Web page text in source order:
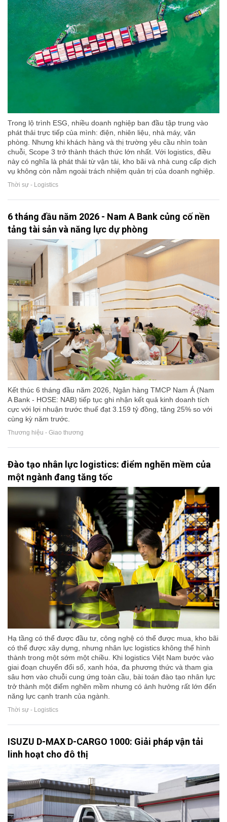
Trong lộ trình ESG, nhiều doanh nghiệp ban đầu tập trung vào
phát thải trực tiếp của mình: điện, nhiên liệu, nhà máy, văn
phòng. Nhưng khi khách hàng và thị trường yêu cầu nhìn toàn
chuỗi, Scope 3 trở thành thách thức lớn nhất. Với logistics, điều
này có nghĩa là phát thải từ vận tải, kho bãi và nhà cung cấp dịch
vụ không còn nằm ngoài trách nhiệm quản trị của doanh nghiệp.
Thời sự - Logistics
6 tháng đầu năm 2026 - Nam A Bank củng cố nền
tảng tài sản và năng lực dự phòng
Kết thúc 6 tháng đầu năm 2026, Ngân hàng TMCP Nam Á (Nam
A Bank - HOSE: NAB) tiếp tục ghi nhận kết quả kinh doanh tích
cực với lợi nhuận trước thuế đạt 3.159 tỷ đồng, tăng 25% so với
cùng kỳ năm trước.
Thương hiệu - Giao thương
Đào tạo nhân lực logistics: điểm nghẽn mềm của
một ngành đang tăng tốc
Hạ tầng có thể được đầu tư, công nghệ có thể được mua, kho bãi
có thể được xây dựng, nhưng nhân lực logistics không thể hình
thành trong một sớm một chiều. Khi logistics Việt Nam bước vào
giai đoạn chuyển đổi số, xanh hóa, đa phương thức và tham gia
sâu hơn vào chuỗi cung ứng toàn cầu, bài toán đào tạo nhân lực
trở thành một điểm nghẽn mềm nhưng có ảnh hưởng rất lớn đến
năng lực cạnh tranh của ngành.
Thời sự - Logistics
ISUZU D-MAX D-CARGO 1000: Giải pháp vận tải
linh hoạt cho đô thị